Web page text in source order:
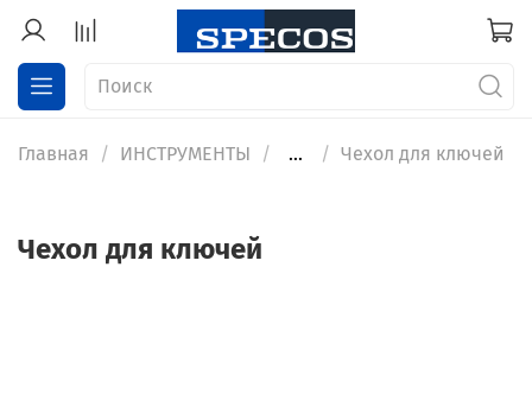
Главная ИНСТРУМЕНТЫ ... Чехол для ключей
Чехол для ключей